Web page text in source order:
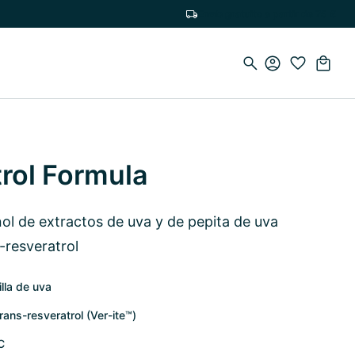
Formula
de extractos de uva y de pepita de uva
resveratrol
de uva
resveratrol (Ver-ite™)